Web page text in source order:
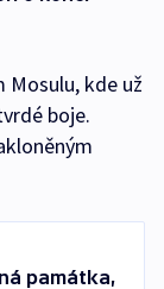
Mosulu, kde už
boje.
památka,